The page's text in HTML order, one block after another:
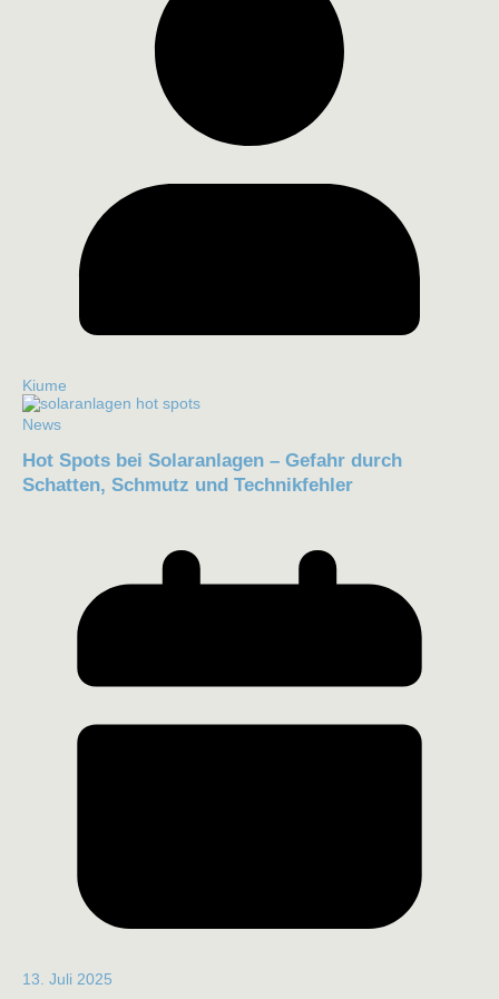
Kiume
News
Hot Spots bei Solaranlagen – Gefahr durch
Schatten, Schmutz und Technikfehler
13. Juli 2025